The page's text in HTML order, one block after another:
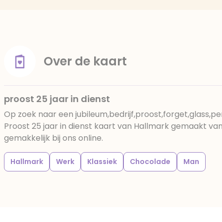
Over de kaart
proost 25 jaar in dienst
Op zoek naar een
Proost 25 jaar in dienst kaart van Hallmark gemaakt
gemakkelijk bij ons online.
Hallmark Werk Klassiek Chocolade Man